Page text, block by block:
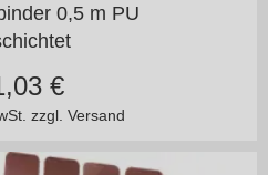
0,5 m PU
zzgl. Versand
€